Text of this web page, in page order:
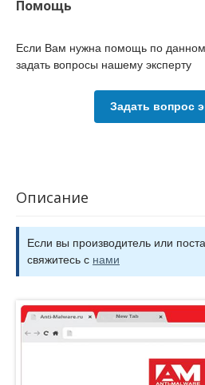
Помощь
Если Вам нужна помощь по
задать вопросы нашему эксперту
Задать вопрос
Описание
Если вы производитель или
свяжитесь с нами